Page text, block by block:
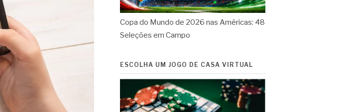
Copa do Mundo de 2026 nas Américas: 48
Seleções em Campo
ESCOLHA UM JOGO DE CASA VIRTUAL